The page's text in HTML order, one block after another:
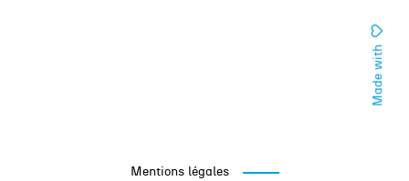
Made with
Mentions légales